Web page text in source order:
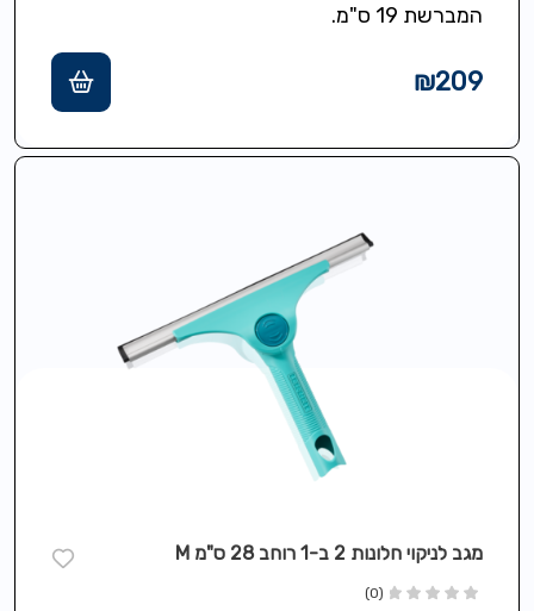
המברשת 19 ס"מ.
₪209
מגב לניקוי חלונות 2 ב-1 רוחב 28 ס"מ M
(0)